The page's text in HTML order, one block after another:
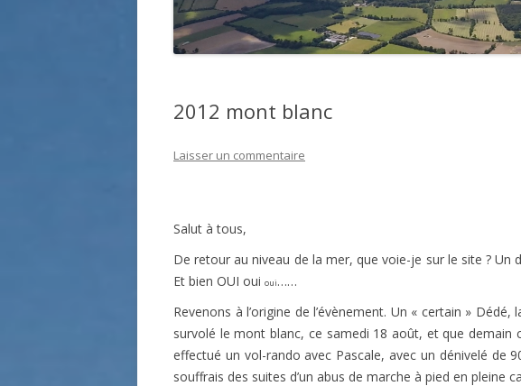
2012 mont blanc
Laisser un commentaire
Salut à tous,
De retour au niveau de la mer, que voie-je sur le site ?
Et bien OUI oui oui……
Revenons à l’origine de l’évènement. Un « certain »
survolé le mont blanc, ce samedi 18 août, et que demain
effectué un vol-rando avec Pascale, avec un dénivelé de
souffrais des suites d’un abus de marche à pied en pleine